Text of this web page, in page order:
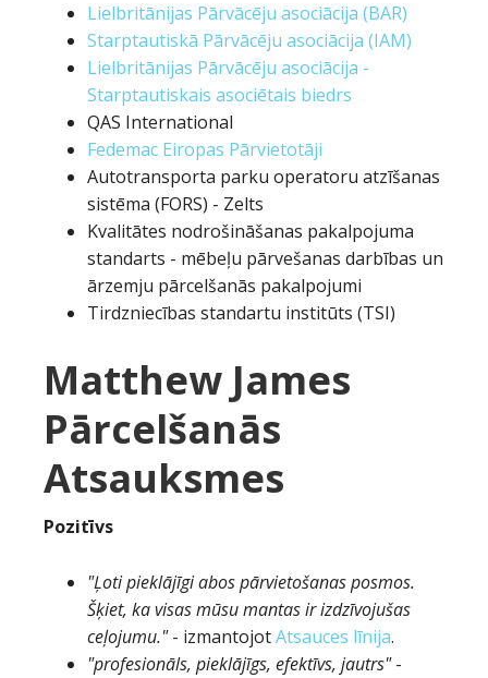
Lielbritānijas Pārvācēju asociācija (BAR)
Starptautiskā Pārvācēju asociācija (IAM)
Lielbritānijas Pārvācēju asociācija -
Starptautiskais asociētais biedrs
QAS International
Fedemac Eiropas Pārvietotāji
Autotransporta parku operatoru atzīšanas
sistēma (FORS) - Zelts
Kvalitātes nodrošināšanas pakalpojuma
standarts - mēbeļu pārvešanas darbības un
ārzemju pārcelšanās pakalpojumi
Tirdzniecības standartu institūts (TSI)
Matthew James
Pārcelšanās
Atsauksmes
Pozitīvs
"Ļoti pieklājīgi abos pārvietošanas posmos.
Šķiet, ka visas mūsu mantas ir izdzīvojušas
ceļojumu."- izmantojotAtsauces līnija.
"profesionāls, pieklājīgs, efektīvs, jautrs"-